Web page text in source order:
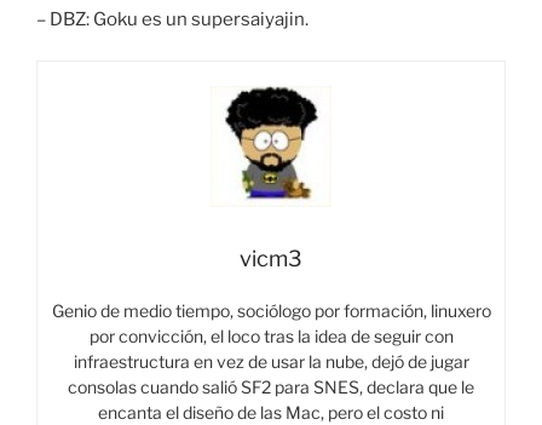
– DBZ: Goku es un supersaiyajin.
vicm3
Genio de medio tiempo, sociólogo por formación, linuxero
por convicción, el loco tras la idea de seguir con
infraestructura en vez de usar la nube, dejó de jugar
consolas cuando salió SF2 para SNES, declara que le
encanta el diseño de las Mac, pero el costo ni